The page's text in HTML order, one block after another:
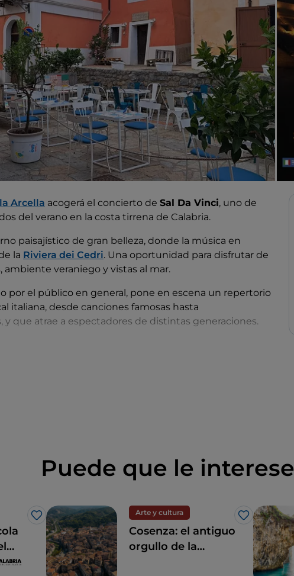
Arcella acogerá el concierto de Sal Da Vinci, uno de
del verano en la costa tirrena de Calabria.
paisajístico de gran belleza, donde la música en
la Riviera dei Cedri. Una oportunidad para disfrutar de
ambiente veraniego y vistas al mar.
por el público en general, pone en escena un repertorio
italiana, desde canciones famosas hasta
que atrae a espectadores de distintas generaciones.
de la zona.
Puede que le interese
Me gusta
Arte y cultura
Me gusta
Cosenza: el antiguo
orgullo de la